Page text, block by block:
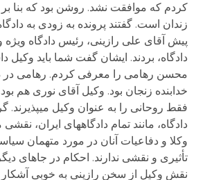
کردم که موافقت نشد. روشن بود که بنا
زندان است. گفتند پرونده به زودی به
پیش آقای علی رازینی، رئیس دادگاه
دادگاه، بردند. ایشان گفت شما باید وکیل
محسن رهامی را معرفی کردم. رهامی در
خدابنده زنجان بود. وکیل آقای نوری هم
فقط روحانی را به عنوان وکیل می­پذیرند.
دادگاه، مانند تمام دادگاههای ایران، نقشی
وکلا و دفاعیات آنان در مورد متهمان
تأثیری و نقشی ندارند. احکام در جاهای
نقش وکیل از سخن رازینی به خوبی